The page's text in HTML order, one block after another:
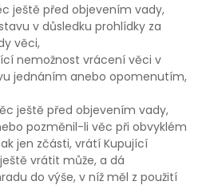
ještě před objevením vady,
v důsledku prohlídky za
věci,
nemožnost vrácení věci v
jednáním anebo opomenutím,
ještě před objevením vady,
pozměnil-li věc při obvyklém
jen zčásti, vrátí Kupující
vrátit může, a dá
do výše, v níž měl z použití